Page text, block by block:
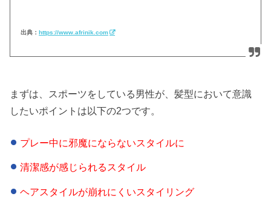
出典：https://www.afrinik.com
まずは、スポーツをしている男性が、髪型において意識
したいポイントは以下の2つです。
プレー中に邪魔にならないスタイルに
清潔感が感じられるスタイル
ヘアスタイルが崩れにくいスタイリング